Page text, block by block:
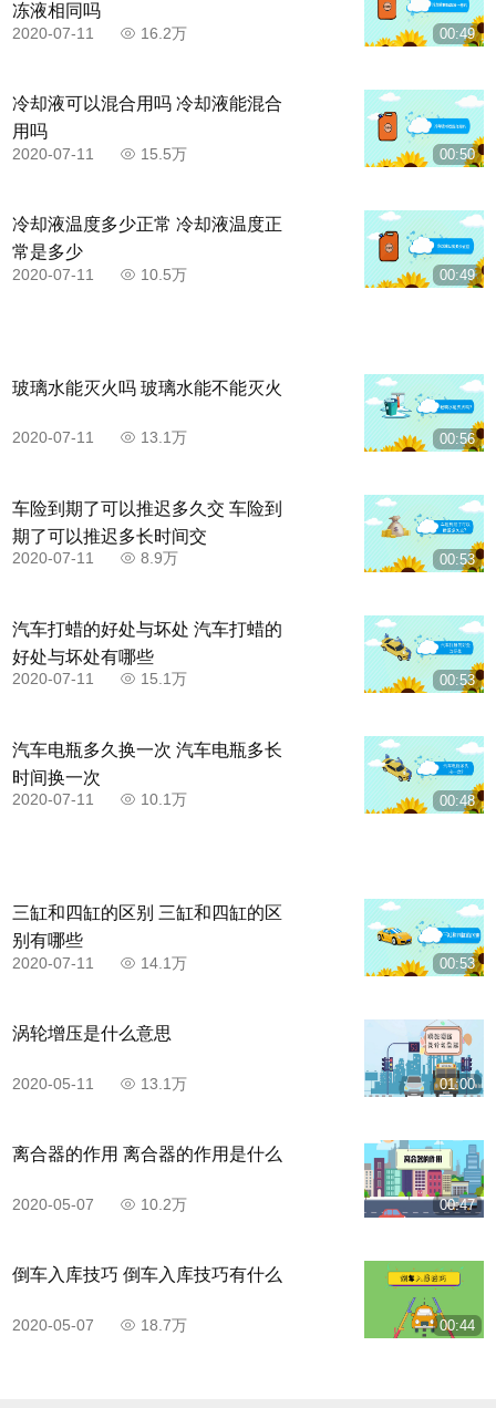
00:49
冻液相同吗
2020-07-11 16.2万
00:50
冷却液可以混合用吗 冷却液能混合
用吗
2020-07-11 15.5万
00:49
冷却液温度多少正常 冷却液温度正
常是多少
2020-07-11 10.5万
00:56
玻璃水能灭火吗 玻璃水能不能灭火
2020-07-11 13.1万
00:53
车险到期了可以推迟多久交 车险到
期了可以推迟多长时间交
2020-07-11 8.9万
00:53
汽车打蜡的好处与坏处 汽车打蜡的
好处与坏处有哪些
2020-07-11 15.1万
00:48
汽车电瓶多久换一次 汽车电瓶多长
时间换一次
2020-07-11 10.1万
00:53
三缸和四缸的区别 三缸和四缸的区
别有哪些
2020-07-11 14.1万
01:00
涡轮增压是什么意思
2020-05-11 13.1万
00:47
离合器的作用 离合器的作用是什么
2020-05-07 10.2万
00:44
倒车入库技巧 倒车入库技巧有什么
2020-05-07 18.7万